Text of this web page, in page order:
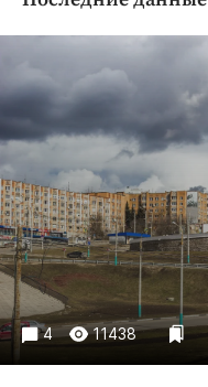
Криминал
Культура
Образование
Общество
Погода
Праздники
Происшествия
Спорт
Экономика и
4 11438